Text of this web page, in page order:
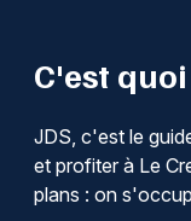
C'est quoi
JDS, c'est le
et profiter à Le
plans : on